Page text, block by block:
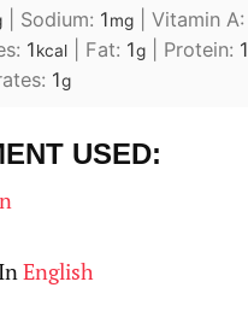
Sodium: 1mg Vitamin A:
1kcal Fat: 1g Protein: 1
1g
USED:
English